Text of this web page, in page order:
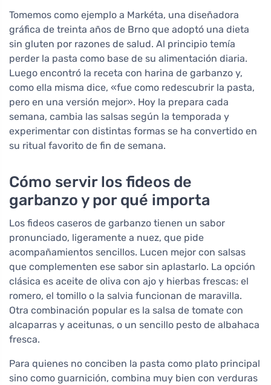
Tomemos como ejemplo a Markéta, una diseñadora
gráfica de treinta años de Brno que adoptó una dieta
sin gluten por razones de salud. Al principio temía
perder la pasta como base de su alimentación diaria.
Luego encontró la receta con harina de garbanzo y,
como ella misma dice, «fue como redescubrir la pasta,
pero en una versión mejor». Hoy la prepara cada
semana, cambia las salsas según la temporada y
experimentar con distintas formas se ha convertido en
su ritual favorito de fin de semana.
Cómo servir los fideos de
garbanzo y por qué importa
Los fideos caseros de garbanzo tienen un sabor
pronunciado, ligeramente a nuez, que pide
acompañamientos sencillos. Lucen mejor con salsas
que complementen ese sabor sin aplastarlo. La opción
clásica es aceite de oliva con ajo y hierbas frescas: el
romero, el tomillo o la salvia funcionan de maravilla.
Otra combinación popular es la salsa de tomate con
alcaparras y aceitunas, o un sencillo pesto de albahaca
fresca.
Para quienes no conciben la pasta como plato principal
sino como guarnición, combina muy bien con verduras